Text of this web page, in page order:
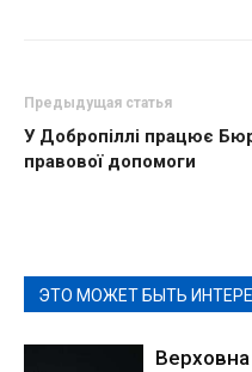
Предыдущая статья
У Добропіллі працює
правової допомоги
ЭТО МОЖЕТ БЫТЬ